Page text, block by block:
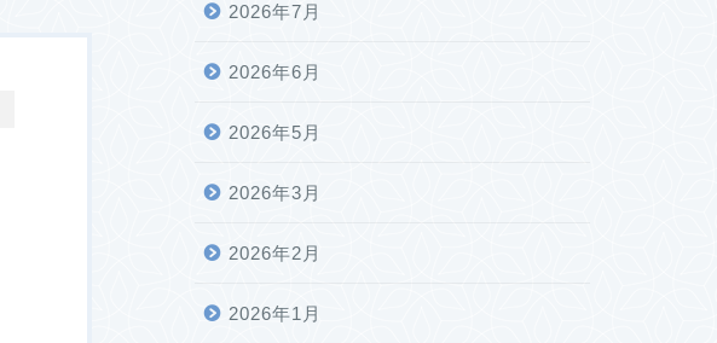
2026年7月
2026年6月
2026年5月
2026年3月
2026年2月
2026年1月